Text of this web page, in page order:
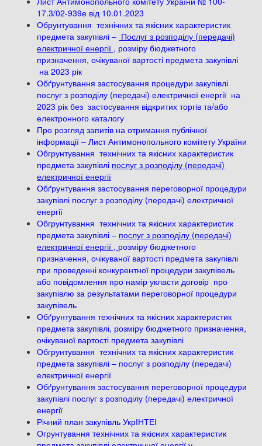
17.3/02-939е від 10.01.2023
Обрунтування технічних та якісних характеристик
предмета закупівлі – Послуг з розподілу (передачі)
електричної енергії , розміру бюджетного
призначення, очікуваної вартості предмета закупівлі
на 2023 рік
Обґрунтування застосування процедури закупівлі
послуг з розподілу (передачі) електричної енергії на
2023 рік без застосування відкритих торгів та/або
електронного каталогу
Про розгляд запитів на отримання публічної
інформації – Лист Антимонопольного комітету України
Обгрунтування технічних та якісних характеристик
предмета закупівлі послуг з розподілу (передачі)
електричної енергії
Обґрунтування застосування переговорної процедури
закупівлі послуг з розподілу (передачі) електричної
енергії
Обгрунтування технічних та якісних характеристик
предмета закупівлі – послуг з розподілу (передачі)
електричної енергії , розміру бюджетного
призначення, очікуваної вартості предмета закупівлі
при проведенні конкурентної процедури закупівель
або повідомлення про намір укласти договір про
закупівлю за результатами переговорної процедури
закупівель
Обґрунтування технічних та якісних характеристик
предмета закупівлі, розміру бюджетного призначення,
очікуваної вартості предмета закупівлі
Обгрунтування технічних та якісних характеристик
предмета закупівлі – послуг з розподілу (передачі)
електричної енергії
Обґрунтування застосування переговорної процедури
закупівлі послуг з розподілу (передачі) електричної
енергії
Річний план закупівль УкрІНТЕІ
Огрунтування технічних та якісних характеристик